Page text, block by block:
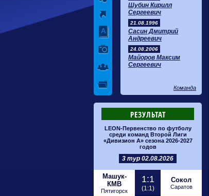
Шубин Кирилл
Сергеевич
21.08.1996
Сасин Дмитрий
Андреевич
24.08.2006
Майоров Максим
Сергеевич
Команда
РЕЗУЛЬТАТ
LEON-Первенство по футболу
среди команд Второй Лиги
«Дивизион А» сезона 2026-2027
годов
3 тур 02.08.2026
Машук-
КМВ
Пятигорск
1:1
(1:1)
Сокол
Саратов